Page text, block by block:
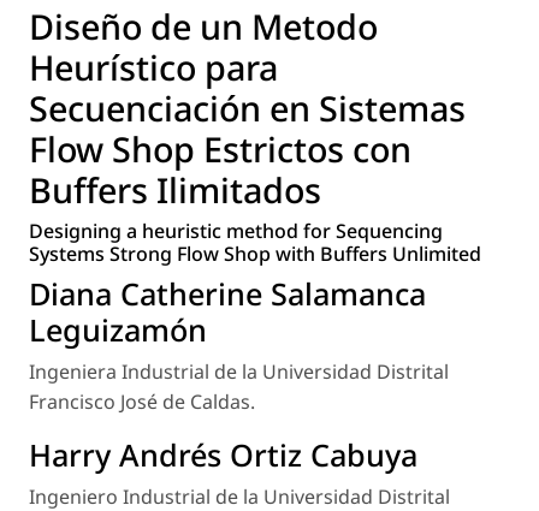
Diseño de un Metodo
Heurístico para
Secuenciación en Sistemas
Flow Shop Estrictos con
Buffers Ilimitados
Designing a heuristic method for Sequencing
Systems Strong Flow Shop with Buffers Unlimited
Diana Catherine Salamanca
Leguizamón
Ingeniera Industrial de la Universidad Distrital
Francisco José de Caldas.
Harry Andrés Ortiz Cabuya
Ingeniero Industrial de la Universidad Distrital